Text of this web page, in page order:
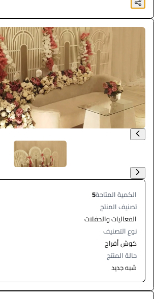
الكمية المتاحة5
تصنيف المنتج
الفعاليات والحفلات
نوع التصنيف
كوش أفراح
حالة المنتج
شبه جديد